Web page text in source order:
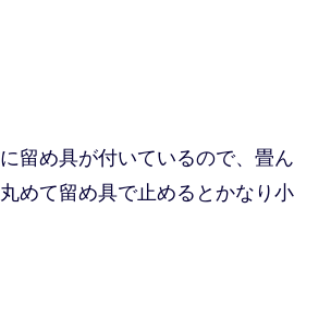
留め具が付いているので、畳ん
めて留め具で止めるとかなり小